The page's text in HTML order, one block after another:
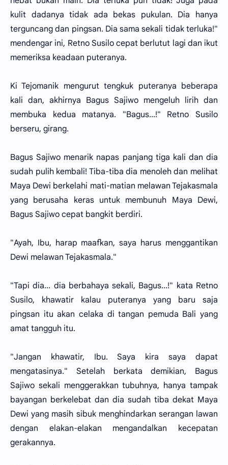
kulit dadanya tidak ada bekas pukulan. Dia hanya
terguncang dan pingsan. Dia sama sekali tidak terluka!"
mendengar ini, Retno Susilo cepat berlutut lagi dan ikut
memeriksa keadaan puteranya.
Ki Tejomanik mengurut tengkuk puteranya beberapa
kali dan, akhirnya Bagus Sajiwo mengeluh lirih dan
membuka kedua matanya. "Bagus...!" Retno Susilo
berseru, girang.
Bagus Sajiwo menarik napas panjang tiga kali dan dia
sudah pulih kembali! Tiba-tiba dia menoleh dan melihat
Maya Dewi berkelahi mati-matian melawan Tejakasmala
yang berusaha keras untuk membunuh Maya Dewi,
Bagus Sajiwo cepat bangkit berdiri.
"Ayah, Ibu, harap maafkan, saya harus menggantikan
Dewi melawan Tejakasmala."
"Tapi dia... dia berbahaya sekali, Bagus...!" kata Retno
Susilo, khawatir kalau puteranya yang baru saja
pingsan itu akan celaka di tangan pemuda Bali yang
amat tangguh itu.
"Jangan khawatir, Ibu. Saya kira saya dapat
mengatasinya." Setelah berkata demikian, Bagus
Sajiwo sekali menggerakkan tubuhnya, hanya tampak
bayangan berkelebat dan dia sudah tiba dekat Maya
Dewi yang masih sibuk menghindarkan serangan lawan
dengan elakan-elakan mengandalkan kecepatan
gerakannya.